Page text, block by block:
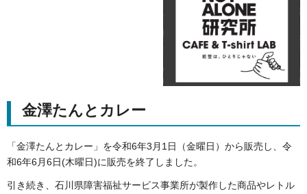
金澤たんとカレー
「金澤たんとカレー」を令和6年3月1日（金曜日）から販売し、令
和6年6月6日(木曜日)に販売を終了しました。
引き続き、石川県障害福祉サービス事業所が製作した商品やレトル